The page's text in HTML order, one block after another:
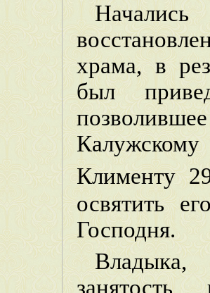
храма, в
был
Клименту
освятить
Господня.